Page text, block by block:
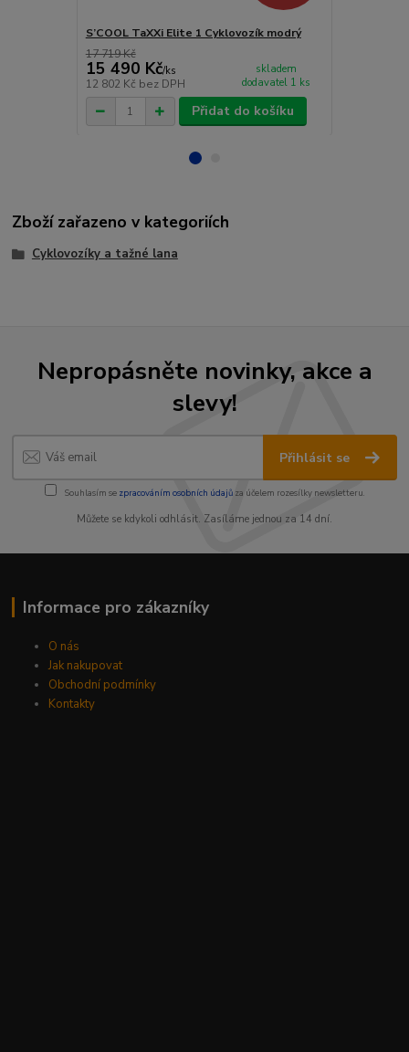
S’COOL TaXXi Elite 1 Cyklovozík modrý
17 719 Kč
15 490 Kč/ks
12 802 Kč bez DPH
skladem
dodavatel 1 ks
Přidat do košíku
Zboží zařazeno v kategoriích
Cyklovozíky a tažné lana
Nepropásněte novinky, akce a
slevy!
Přihlásit se
Souhlasím se zpracováním osobních údajůza účelem rozesílky newsletteru.
Můžete se kdykoli odhlásit. Zasíláme jednou za 14 dní.
Informace pro zákazníky
O nás
Jak nakupovat
Obchodní podmínky
Kontakty